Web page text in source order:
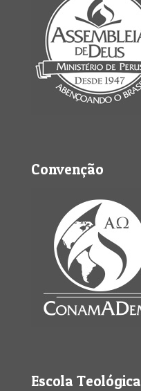
Convenção
Escola Teológica